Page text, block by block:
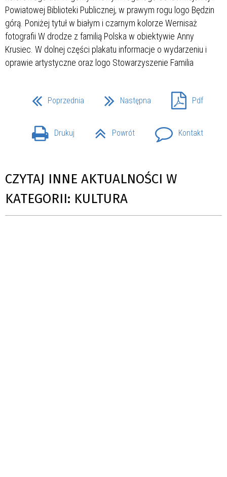
Poprzednia Następna Pdf
Drukuj Powrót Kontakt
CZYTAJ INNE AKTUALNOŚCI W
KATEGORII: KULTURA